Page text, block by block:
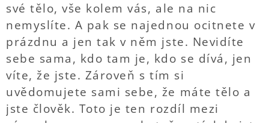
své tělo, vše kolem vás, ale na nic
nemyslíte. A pak se najednou ocitnete v
prázdnu a jen tak v něm jste. Nevidíte
sebe sama, kdo tam je, kdo se dívá, jen
víte, že jste. Zároveň s tím si
uvědomujete sami sebe, že máte tělo a
jste člověk. Toto je ten rozdíl mezi